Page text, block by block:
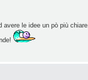
le idee un pò più chiare.